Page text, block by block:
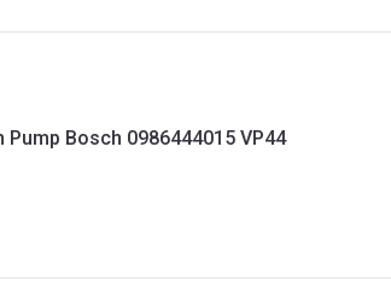
Audi A4 A6 VW Passat VP44 Injection Pump Bosch 0986444015 VP44